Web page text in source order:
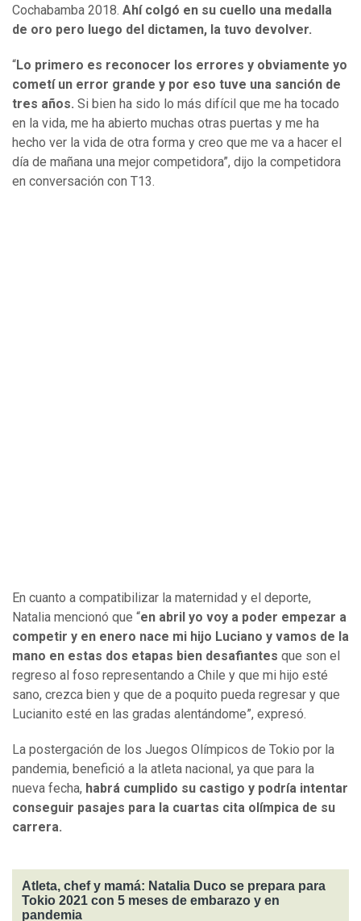
Cochabamba 2018. Ahí colgó en su cuello una medalla
de oro pero luego del dictamen, la tuvo devolver.
“Lo primero es reconocer los errores y obviamente yo
cometí un error grande y por eso tuve una sanción de
tres años. Si bien ha sido lo más difícil que me ha tocado
en la vida, me ha abierto muchas otras puertas y me ha
hecho ver la vida de otra forma y creo que me va a hacer el
día de mañana una mejor competidora”, dijo la competidora
en conversación con T13.
En cuanto a compatibilizar la maternidad y el deporte,
Natalia mencionó que “en abril yo voy a poder empezar a
competir y en enero nace mi hijo Luciano y vamos de la
mano en estas dos etapas bien desafiantes que son el
regreso al foso representando a Chile y que mi hijo esté
sano, crezca bien y que de a poquito pueda regresar y que
Lucianito esté en las gradas alentándome”, expresó.
La postergación de los Juegos Olímpicos de Tokio por la
pandemia, benefició a la atleta nacional, ya que para la
nueva fecha, habrá cumplido su castigo y podría intentar
conseguir pasajes para la cuartas cita olímpica de su
carrera.
Atleta, chef y mamá: Natalia Duco se prepara para
Tokio 2021 con 5 meses de embarazo y en
pandemia